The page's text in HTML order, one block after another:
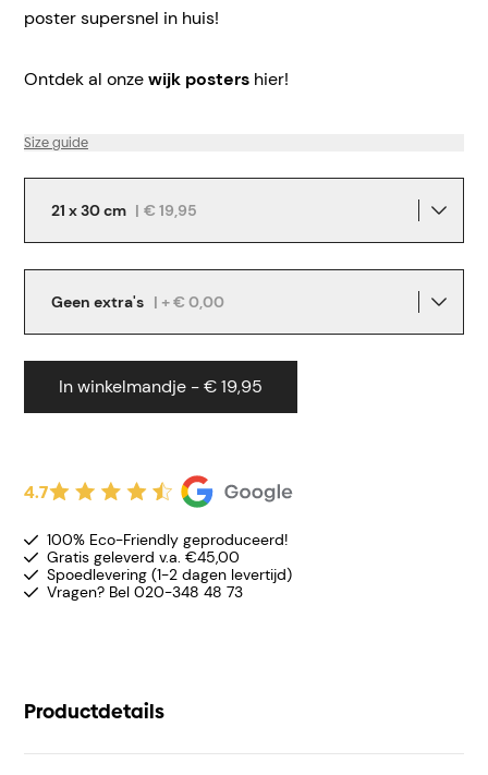
poster supersnel in huis!
Ontdek al onzewijk posters hier!
Size guide
21 x 30 cm | € 19,95
Geen extra's | + € 0,00
In winkelmandje - € 19,95
4.7
100% Eco-Friendly geproduceerd!
Gratis geleverd v.a. €45,00
Spoedlevering (1-2 dagen levertijd)
Vragen? Bel 020-348 48 73
Productdetails